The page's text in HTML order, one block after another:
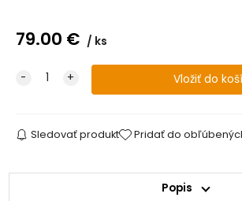
79.00 € ks
Sledovať produkt Pridať do
Popis